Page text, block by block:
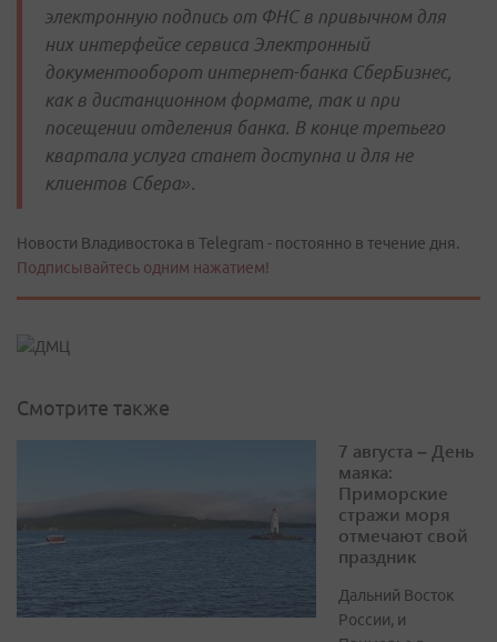
электронную подпись от ФНС в привычном для
них интерфейсе сервиса Электронный
документооборот интернет-банка СберБизнес,
как в дистанционном формате, так и при
посещении отделения банка. В конце третьего
квартала услуга станет доступна и для не
клиентов Сбера».
Новости Владивостока в Telegram - постоянно в течение дня.
Подписывайтесь одним нажатием!
Смотрите также
7 августа – День
маяка:
Приморские
стражи моря
отмечают свой
праздник
Дальний Восток
России, и